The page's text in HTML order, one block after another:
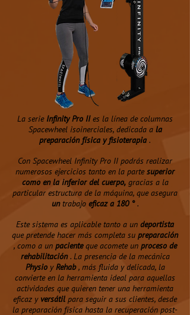
La serie Infinity Pro IIes la línea de columnas
Spacewheel isoinerciales, dedicada a la
preparación física y fisioterapia .
Con Spacewheel Infinity Pro II podrás realizar
numerosos ejercicios tanto en la partesuperior
como en la inferior del cuerpo,gracias a la
particular estructura de la máquina, que asegura
untrabajo eficaz a 180 °.
Este sistema es aplicable tanto a un deportista
que pretende hacer más completa su preparación
, como a un pacienteque acomete un proceso de
rehabilitación. La presencia de la mecánica
PhysioyRehab, más fluida y delicada, la
convierte en la herramienta ideal para aquellas
actividades que quieren tener una herramienta
eficaz y versátil para seguir a sus clientes, desde
la preparación física hasta la recuperación post-